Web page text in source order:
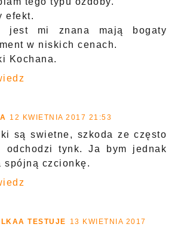
efekt.
jest mi znana mają bogaty
w niskich cenach.
Kochana.
12 KWIETNIA 2017 21:53
są swietne, szkoda ze często
odchodzi tynk. Ja bym jednak
spójną czcionkę.
TESTUJE
13 KWIETNIA 2017